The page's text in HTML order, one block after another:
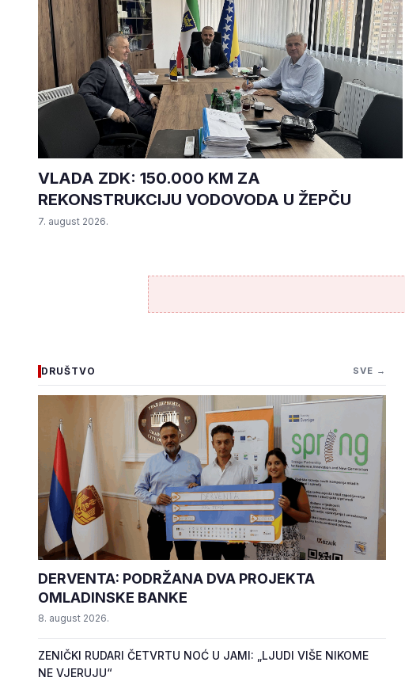
VLADA ZDK: 150.000 KM ZA
REKONSTRUKCIJU VODOVODA U ŽEPČU
7. august 2026.
DRUŠTVO SVE →
DERVENTA: PODRŽANA DVA PROJEKTA
OMLADINSKE BANKE
8. august 2026.
ZENIČKI RUDARI ČETVRTU NOĆ U JAMI: „LJUDI VIŠE NIKOME
NE VJERUJU“